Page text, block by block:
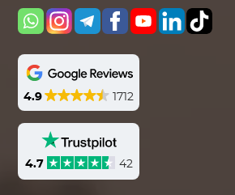
4.9 1712
4.7 42